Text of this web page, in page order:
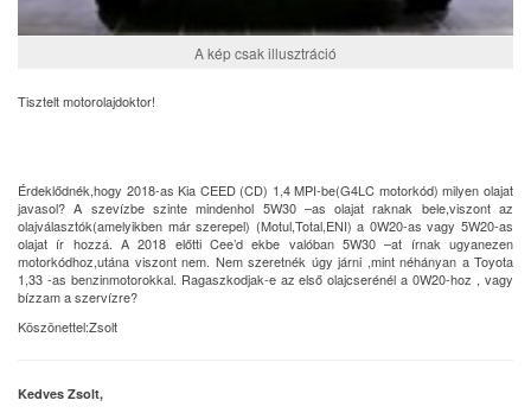
A kép csak illusztráció
Tisztelt motorolajdoktor!
Érdeklődnék,hogy 2018-as Kia CEED (CD) 1,4 MPI-be(G4LC motorkód) milyen olajat
javasol? A szevízbe szinte mindenhol 5W30 –as olajat raknak bele,viszont az
olajválasztók(amelyikben már szerepel) (Motul,Total,ENI) a 0W20-as vagy 5W20-as
olajat ír hozzá. A 2018 előtti Cee’d ekbe valóban 5W30 –at írnak ugyanezen
motorkódhoz,utána viszont nem. Nem szeretnék úgy járni ,mint néhányan a Toyota
1,33 -as benzinmotorokkal. Ragaszkodjak-e az első olajcserénél a 0W20-hoz , vagy
bízzam a szervízre?
Köszönettel:Zsolt
Kedves Zsolt,